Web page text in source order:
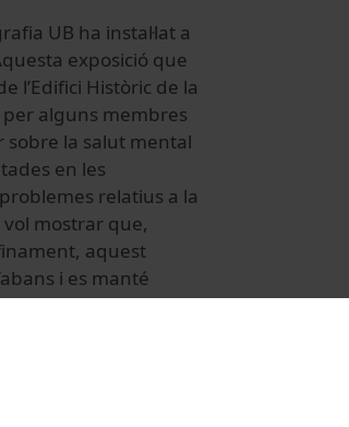
UB ha instal·lat a
exposició que
l’Edifici Històric de la
alguns membres
sobre la salut mental
en les
relatius a la
mostrar que,
aquest
i es manté
ho vulgui pot